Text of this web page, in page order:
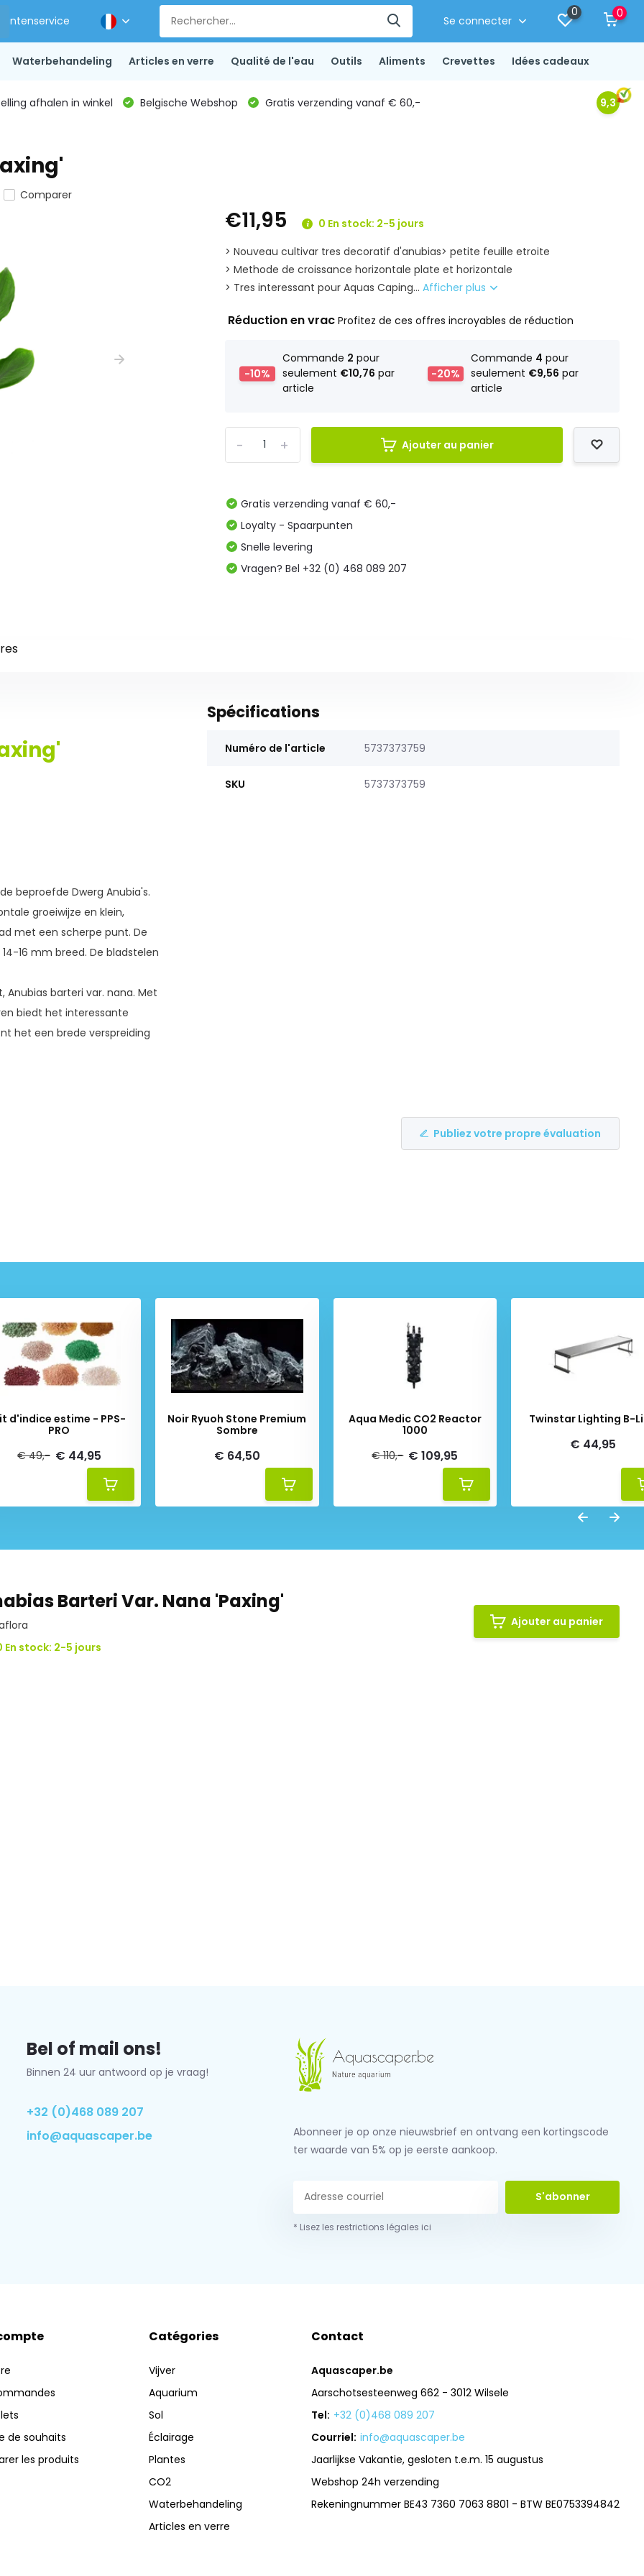
Klantenservice Se connecter
0 0
Waterbehandeling Articles en verre Qualité de l'eau Outils Aliments Crevettes Idées cadeaux
afhalen in winkel Belgische Webshop Gratis verzending vanaf € 60,- 9,3
Comparer
€11,95
0 En stock: 2-5 jours
> Nouveau cultivar tres decoratif d'anubias> petite feuille etroite
> Methode de croissance horizontale plate et horizontale
> Tres interessant pour Aquas Caping...Afficher plus
Réduction en vracProfitez de ces offres incroyables de réduction
-10%
Commande 2 pour
seulement €10,76 par
article
-20%
Commande 4 pour
seulement €9,56 par
article
+
- Ajouter au panier
Gratis verzending vanaf € 60,-
Loyalty - Spaarpunten
Snelle levering
Vragen? Bel +32 (0) 468 089 207
beproefde Dwerg Anubia's.
groeiwijze en klein,
met een scherpe punt. De
16 mm breed. De bladstelen
Anubias barteri var. nana. Met
biedt het interessante
het een brede verspreiding
Spécifications
Numéro de l'article 5737373759
SKU 5737373759
Publiez votre propre évaluation
d'indice estime - PPS-
PRO
€ 49,- € 44,95
Noir Ryuoh Stone Premium
Sombre
€ 64,50
Aqua Medic CO2 Reactor
1000
€ 110,- € 109,95
Twinstar Lighting B-
€ 44,95
Barteri Var. Nana 'Paxing'
En stock: 2-5 jours
Ajouter au panier
Bel of mail ons!
Binnen 24 uur antwoord op je vraag!
+32 (0)468 089 207
info@aquascaper.be
Abonneer je op onze nieuwsbrief en ontvang een kortingscode
ter waarde van 5% op je eerste aankoop.
S'abonner
* Lisez les restrictions légales ici
de souhaits
les produits
Catégories
Vijver
Aquarium
Sol
Éclairage
Plantes
CO2
Waterbehandeling
Articles en verre
Contact
Aquascaper.be
Aarschotsesteenweg 662 - 3012 Wilsele
Tel: +32 (0)468 089 207
Courriel: info@aquascaper.be
Jaarlijkse Vakantie, gesloten t.e.m. 15 augustus
Webshop 24h verzending
Rekeningnummer BE43 7360 7063 8801 - BTW BE0753394842